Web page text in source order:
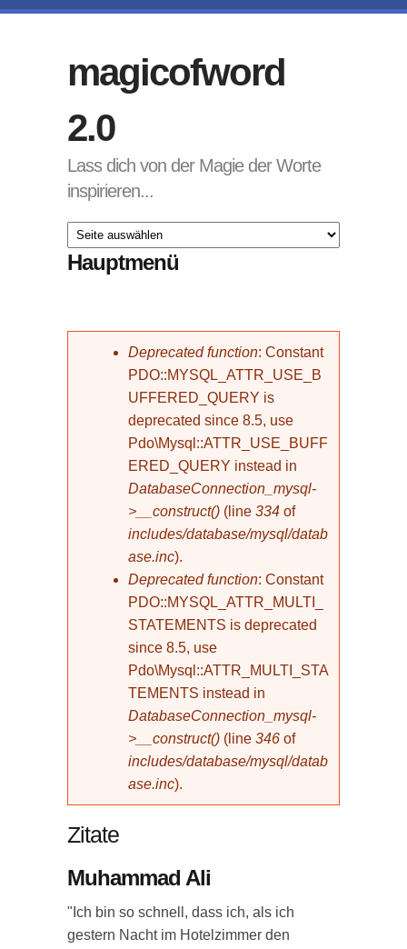
magicofword
2.0
Lass dich von der Magie der Worte
inspirieren...
Hauptmenü
Fehlermeldung
Deprecated function: Constant
PDO::MYSQL_ATTR_USE_B
UFFERED_QUERY is
deprecated since 8.5, use
Pdo\Mysql::ATTR_USE_BUFF
ERED_QUERY instead in
DatabaseConnection_mysql-
>__construct() (line 334 of
includes/database/mysql/datab
ase.inc).
Deprecated function: Constant
PDO::MYSQL_ATTR_MULTI_
STATEMENTS is deprecated
since 8.5, use
Pdo\Mysql::ATTR_MULTI_STA
TEMENTS instead in
DatabaseConnection_mysql-
>__construct() (line 346 of
includes/database/mysql/datab
ase.inc).
Zitate
Muhammad Ali
"Ich bin so schnell, dass ich, als ich
gestern Nacht im Hotelzimmer den